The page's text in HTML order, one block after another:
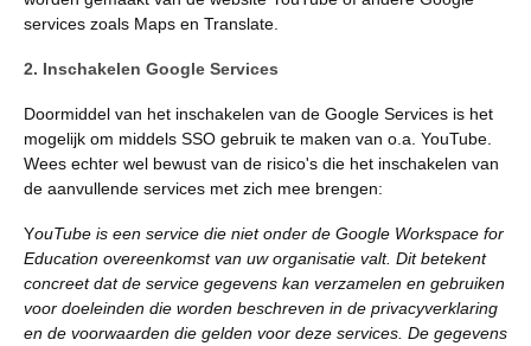
services zoals Maps en Translate.
2. Inschakelen Google Services
Doormiddel van het inschakelen van de Google Services is het
mogelijk om middels SSO gebruik te maken van o.a. YouTube.
Wees echter wel bewust van de risico's die het inschakelen van
de aanvullende services met zich mee brengen:
YouTube is een service die niet onder de Google Workspace for
Education overeenkomst van uw organisatie valt. Dit betekent
concreet dat de service gegevens kan verzamelen en gebruiken
voor doeleinden die worden beschreven in de privacyverklaring
en de voorwaarden die gelden voor deze services. De gegevens